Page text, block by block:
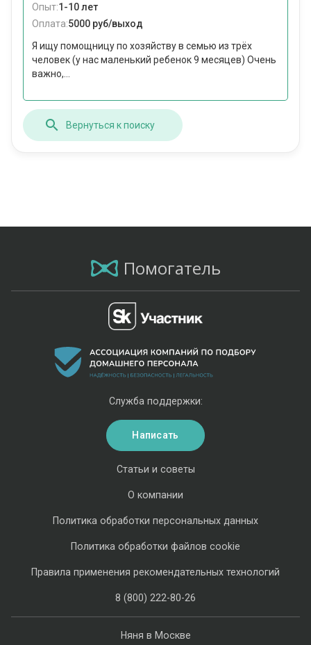
Опыт:1-10 лет
Оплата:5000 руб/выход
Я ищу помощницу по хозяйству в семью из трёх
человек (у нас маленький ребенок 9 месяцев) Очень
важно,...
Вернуться к поиску
Помогатель
Няня в Москве
Статьи и советы
О компании
Политика обработки персональных данных
Политика обработки файлов cookie
Правила применения рекомендательных технологий
8 (800) 222-80-26
Служба поддержки:
Написать